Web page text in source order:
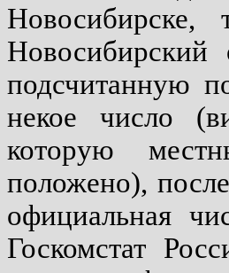
Новосибирский
подсчитанную
некое число
которую
положено),
официальная
Госкомстат